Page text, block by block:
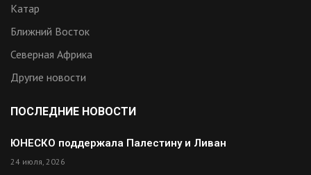
Катар
Ближний Восток
Северная Африка
Другие новости
ПОСЛЕДНИЕ НОВОСТИ
ЮНЕСКО поддержала Палестину и Ливан
24 июля, 2026